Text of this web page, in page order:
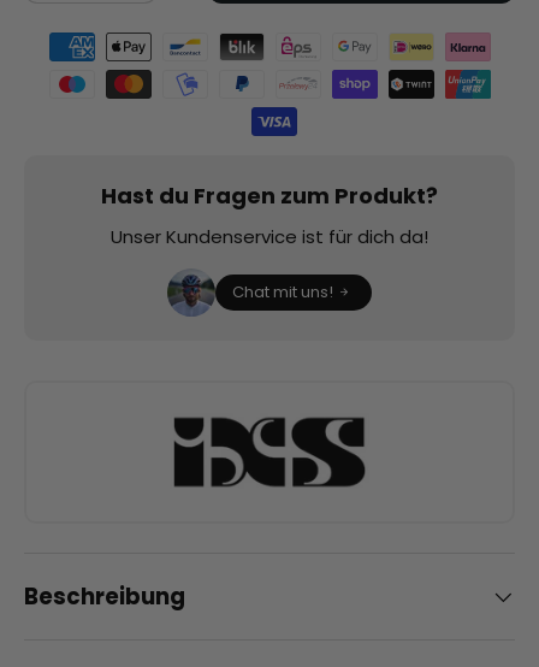
Zahlungsmethoden
Hast du Fragen zum Produkt?
Unser Kundenservice ist für dich da!
Chat mit uns!
Beschreibung